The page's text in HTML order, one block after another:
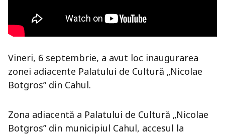
Vineri, 6 septembrie, a avut loc inaugurarea
zonei adiacente Palatului de Cultură „Nicolae
Botgros” din Cahul.
Zona adiacentă a Palatului de Cultură „Nicolae
Botgros” din municipiul Cahul, accesul la